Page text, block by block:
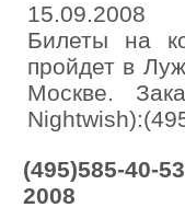
15.09.2008
Билеты на
пройдет в
Москве.
(495)585-40-
2008